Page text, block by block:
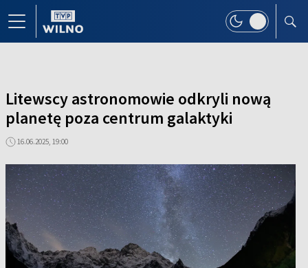
Litewscy astronomowie odkryli nową
planetę poza centrum galaktyki
16.06.2025, 19:00